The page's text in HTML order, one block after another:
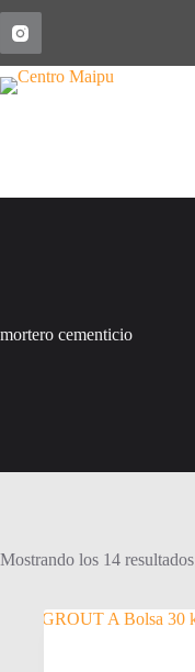
Saltar
contenido
mortero cementicio
Mostrando los 14 resultados